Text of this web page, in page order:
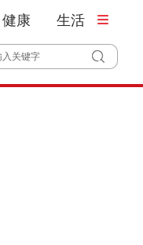
健康 生活